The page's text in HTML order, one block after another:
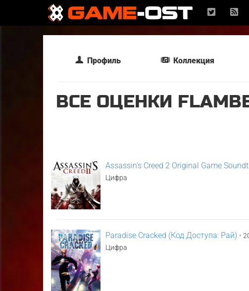
Профиль Коллекция
ВСЕ ОЦЕНКИ
Assassin's Creed 2 Original Game
Цифра
Paradise Cracked (Код Доступа: Рай) •
Цифра